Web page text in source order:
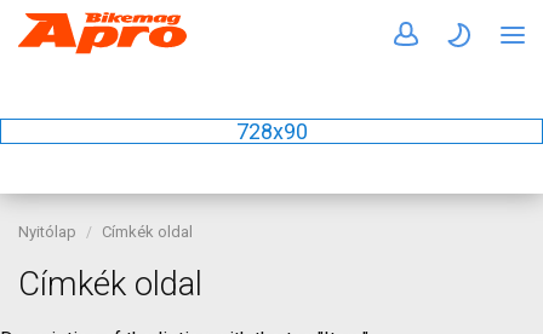
728x90
Nyitólap Címkék oldal
Címkék oldal